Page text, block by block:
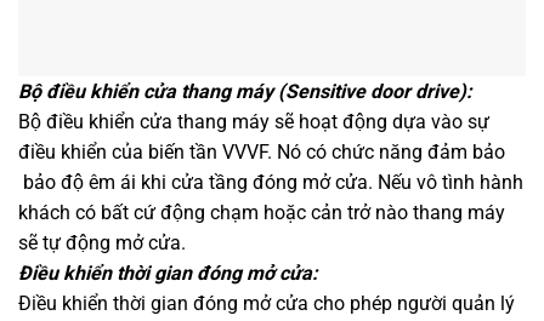
Bộ điều khiển cửa thang máy (Sensitive door drive):
Bộ điều khiển cửa thang máy sẽ hoạt động dựa vào sự
điều khiển của biến tần VVVF. Nó có chức năng đảm bảo
bảo độ êm ái khi cửa tầng đóng mở cửa. Nếu vô tình hành
khách có bất cứ động chạm hoặc cản trở nào thang máy
sẽ tự động mở cửa.
Điều khiển thời gian đóng mở cửa:
Điều khiển thời gian đóng mở cửa cho phép người quản lý